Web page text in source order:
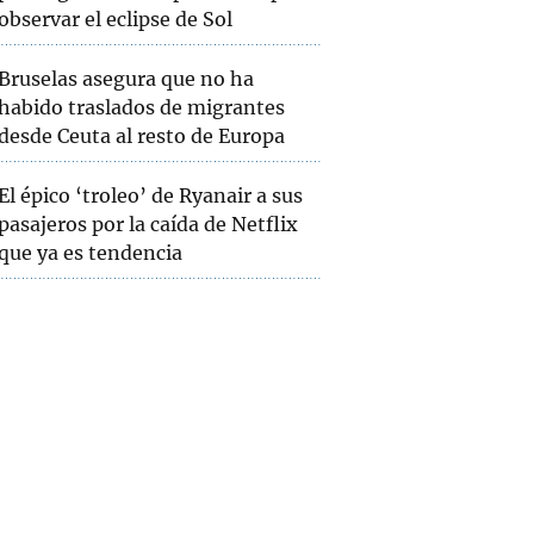
el eclipse de Sol
asegura que no ha
traslados de migrantes
Ceuta al resto de Europa
épico ‘troleo’ de Ryanair a sus
por la caída de Netflix
ya es tendencia